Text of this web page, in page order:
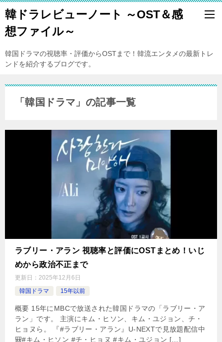
韓ドラレビューノート ～OST＆感
想ファイル～
韓国ドラマの視聴率・評価からOSTまで！韓流エンタメの最新トレ
ンドを紹介するブログです。
「韓国ドラマ」の記事一覧
ラブリー・アラン 視聴率と評価にOSTまとめ！いじ
めから政治不正まで
更新日： 2025年12月6日
韓国ドラマ
15年以前
概要 15年にMBCで放送された韓国ドラマの「ラブリー・ア
ラン」です。 主演にキム・ヒソン、キム・ユジョン、チ・
ヒョヌら。 『#ラブリー・アラン』U-NEXTで見放題配信中
🎒#キム・ヒソン #チ・ヒョヌ #キム・ユジョン […]